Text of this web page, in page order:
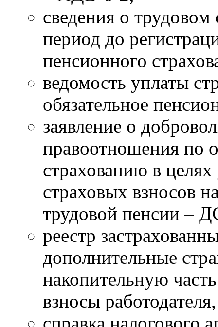
сведения о трудовом
период до
пенсионного
ведомость уплаты
обязательное
заявление о
правоотношения по
страхованию в
страховых взносов
трудовой пенсии –
реестр
дополнительные
накопительную
взносы